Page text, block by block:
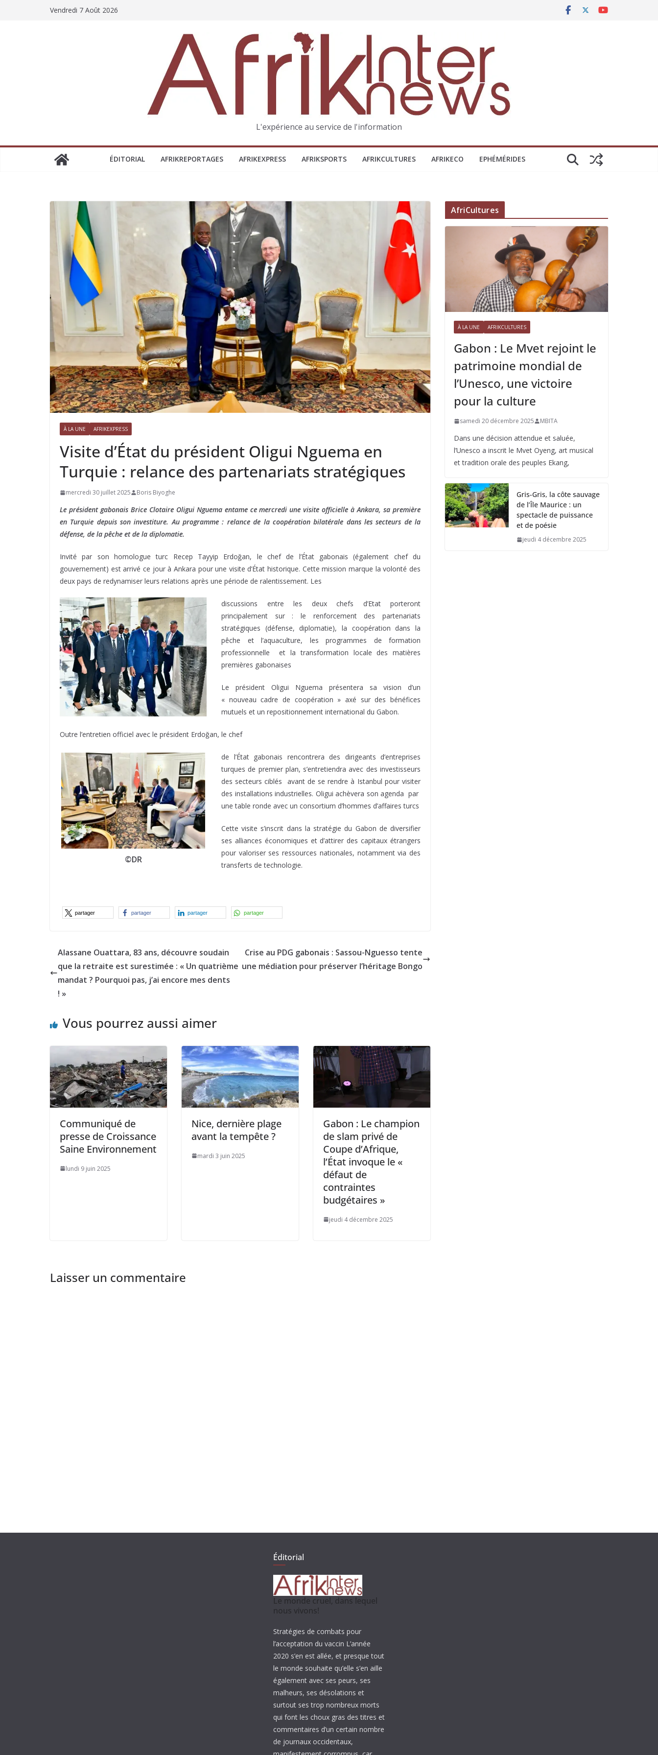
Vendredi 7 Août 2026
L'expérience au service de l'information
ÉDITORIAL AFRIKREPORTAGES AFRIKEXPRESS AFRIKSPORTS AFRIKCULTURES AFRIKECO EPHÉMÉRIDES
À LA UNE AFRIKEXPRESS
Visite d’État du président Oligui Nguema en
Turquie : relance des partenariats stratégiques
mercredi 30 juillet 2025 Boris Biyoghe
Le président gabonais Brice Clotaire Oligui Nguema entame ce mercredi une visite officielle à Ankara, sa première
en Turquie depuis son investiture. Au programme : relance de la coopération bilatérale dans les secteurs de la
défense, de la pêche et de la diplomatie.
Invité par son homologue turc Recep Tayyip Erdoğan, le chef de l’État gabonais (également chef du
gouvernement) est arrivé ce jour à Ankara pour une visite d’État historique. Cette mission marque la volonté des
deux pays de redynamiser leurs relations après une période de ralentissement. Les
discussions entre les deux chefs d’Etat porteront
principalement sur : le renforcement des partenariats
stratégiques (défense, diplomatie), la coopération dans la
pêche et l’aquaculture, les programmes de formation
professionnelle et la transformation locale des matières
premières gabonaises
Le président Oligui Nguema présentera sa vision d’un
« nouveau cadre de coopération » axé sur des bénéfices
mutuels et un repositionnement international du Gabon.
Outre l’entretien officiel avec le président Erdoğan, le chef
©DR
de l’État gabonais rencontrera des dirigeants d’entreprises
turques de premier plan, s’entretiendra avec des investisseurs
des secteurs ciblés avant de se rendre à Istanbul pour visiter
des installations industrielles. Oligui achèvera son agenda par
une table ronde avec un consortium d’hommes d’affaires turcs
Cette visite s’inscrit dans la stratégie du Gabon de diversifier
ses alliances économiques et d’attirer des capitaux étrangers
pour valoriser ses ressources nationales, notamment via des
transferts de technologie.
partager partager partager partager
Alassane Ouattara, 83 ans, découvre soudain
que la retraite est surestimée : « Un quatrième
mandat ? Pourquoi pas, j’ai encore mes dents
! »
Crise au PDG gabonais : Sassou-Nguesso tente
une médiation pour préserver l’héritage Bongo
Vous pourrez aussi aimer
Communiqué de
presse de Croissance
Saine Environnement
lundi 9 juin 2025
Nice, dernière plage
avant la tempête ?
mardi 3 juin 2025
Gabon : Le champion
de slam privé de
Coupe d’Afrique,
l’État invoque le «
défaut de
contraintes
budgétaires »
jeudi 4 décembre 2025
Laisser un commentaire
AfriCultures
À LA UNE AFRIKCULTURES
Gabon : Le Mvet rejoint le
patrimoine mondial de
l’Unesco, une victoire
pour la culture
samedi 20 décembre 2025 MBITA
Dans une décision attendue et saluée,
l’Unesco a inscrit le Mvet Oyeng, art musical
et tradition orale des peuples Ekang,
Gris-Gris, la côte sauvage
de l’Île Maurice : un
spectacle de puissance
et de poésie
jeudi 4 décembre 2025
Éditorial
Le monde cruel, dans lequel
nous vivons!
Stratégies de combats pour
l’acceptation du vaccin L’année
2020 s’en est allée, et presque tout
le monde souhaite qu’elle s’en aille
également avec ses peurs, ses
malheurs, ses désolations et
surtout ses trop nombreux morts
qui font les choux gras des titres et
commentaires d’un certain nombre
de journaux occidentaux,